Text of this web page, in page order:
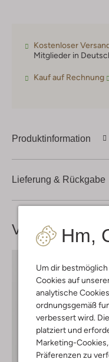
Hm,
Um dir
Cookies auf
analytische
ordnungsgemäß
verbessert wird.
platziert und
Marketing-
Präferenzen zu
Kostenloser
Mitglieder in
Kauf auf Rechnung
Produktinformation
Lieferung & Rückgabe